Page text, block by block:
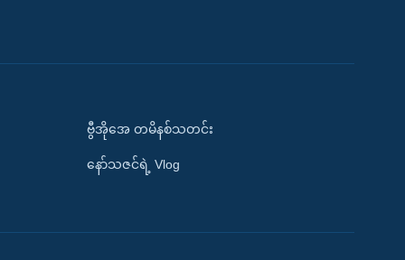
ဗွီအိုအေ တမိနစ်သတင်း
နော်သဇင်ရဲ့ Vlog